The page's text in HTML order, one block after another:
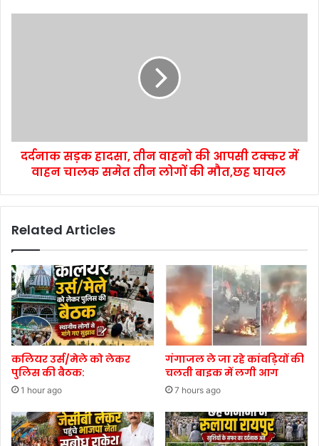
दर्दनाक सड़क हादसा, तीन वाहनो की आपसी टक्कर में
वाहन चालक समेत तीन लोगों की मौत,छह घायल
Related Articles
कलियर उर्स/मेले को लेकर
पुलिस की बैठक:
1 hour ago
गंगाजल ले जा रहे कांवड़ियों की
चलती बाइक में लगी आग
7 hours ago